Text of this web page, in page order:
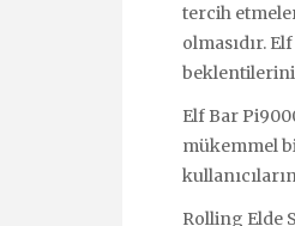
tercih
olmasıdır.
beklentilerini
Elf Bar
mükemmel
Rolling Elde